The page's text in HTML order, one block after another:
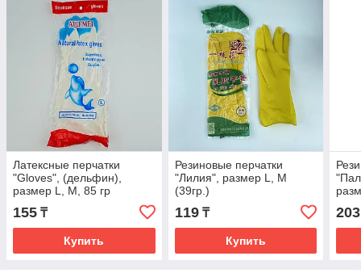
Латексные перчатки
"Gloves", (дельфин),
размер L, М, 85 гр
155 ₸
Купить
Резиновые перчатки
"Лилия", размер L, М
(39гр.)
119₸
Купить